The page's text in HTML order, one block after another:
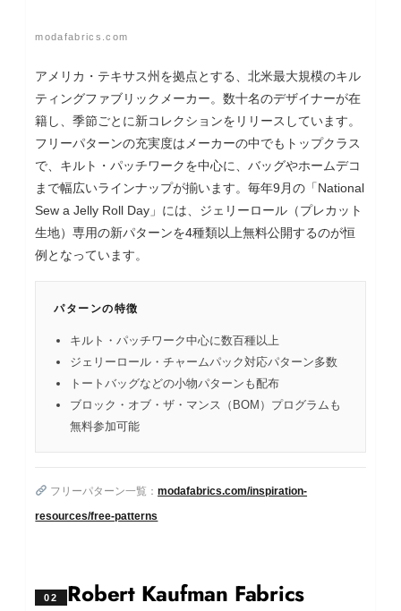
modafabrics.com
アメリカ・テキサス州を拠点とする、北米最大規模のキル
ティングファブリックメーカー。数十名のデザイナーが在
籍し、季節ごとに新コレクションをリリースしています。
フリーパターンの充実度はメーカーの中でもトップクラス
で、キルト・パッチワークを中心に、バッグやホームデコ
まで幅広いラインナップが揃います。毎年9月の「National
Sew a Jelly Roll Day」には、ジェリーロール（プレカット
生地）専用の新パターンを4種類以上無料公開するのが恒
例となっています。
パターンの特徴
キルト・パッチワーク中心に数百種以上
ジェリーロール・チャームパック対応パターン多数
トートバッグなどの小物パターンも配布
ブロック・オブ・ザ・マンス（BOM）プログラムも
無料参加可能
フリーパターン一覧：modafabrics.com/inspiration-
resources/free-patterns
02 Robert Kaufman Fabrics